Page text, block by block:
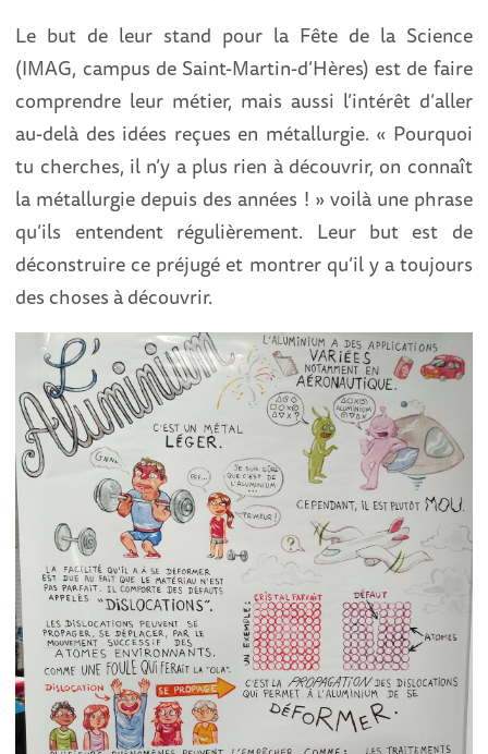
Le but de leur stand pour la Fête de la Science
(IMAG, campus de Saint-Martin-d’Hères) est de faire
comprendre leur métier, mais aussi l’intérêt d’aller
au-delà des idées reçues en métallurgie. « Pourquoi
tu cherches, il n’y a plus rien à découvrir, on connaît
la métallurgie depuis des années ! » voilà une phrase
qu’ils entendent régulièrement. Leur but est de
déconstruire ce préjugé et montrer qu’il y a toujours
des choses à découvrir.